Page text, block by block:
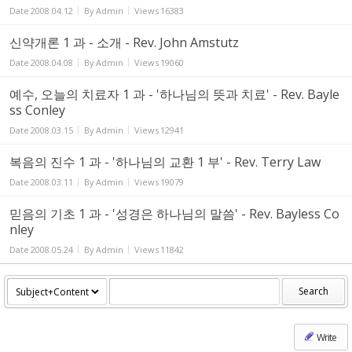
Date 2008.04.12 ByAdmin Views 16383
신약개론 1 과 - 소개 - Rev. John Amstutz
Date 2008.04.08 ByAdmin Views 19060
예수, 오늘의 치료자 1 과 - '하나님의 뜻과 치료' - Rev. Bayle
ss Conley
Date 2008.03.15 ByAdmin Views 12941
복음의 진수 1 과 - '하나님의 교환 1 부' - Rev. Terry Law
Date 2008.03.11 ByAdmin Views 19079
믿음의 기초 1 과 - '성경은 하나님의 말씀' - Rev. Bayless Co
nley
Date 2008.05.24 ByAdmin Views 11842
Search
Write